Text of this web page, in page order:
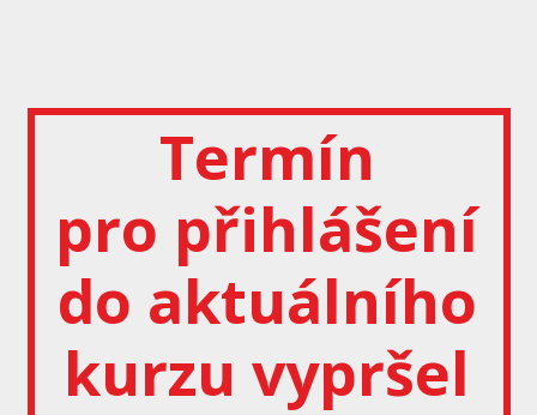
Termín
pro přihlášení
do aktuálního
kurzu vypršel